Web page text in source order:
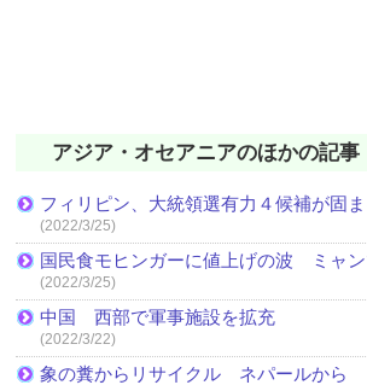
アジア・オセアニアのほかの記事
フィリピン、大統領選有力４候補が固ま
(2022/3/25)
国民食モヒンガーに値上げの波 ミャン
(2022/3/25)
中国 西部で軍事施設を拡充
(2022/3/22)
象の糞からリサイクル ネパールから